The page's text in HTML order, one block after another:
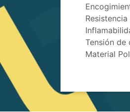
Tensión de
Material